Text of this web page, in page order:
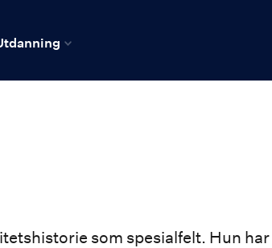
som spesialfelt. Hun